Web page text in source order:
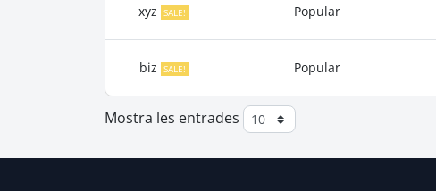
xyz SALE! Popular
biz SALE! Popular
Mostra les entrades